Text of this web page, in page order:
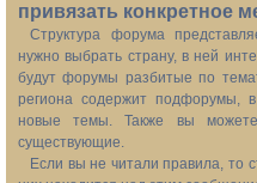
привязать конкретное
Структура форума
нужно выбрать страну, в ней
будут форумы разбитые по
региона содержит подфорумы,
новые темы. Также вы
существующие.
Если вы не читали правила, то